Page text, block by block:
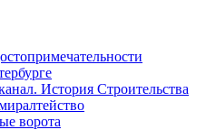
История Строительства
ворота